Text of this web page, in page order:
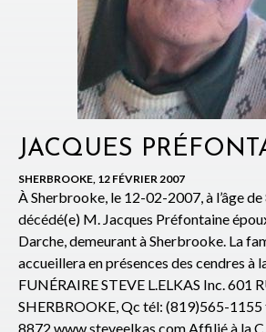
JACQUES
SHERBROOKE, 12 FÉVRIER 2007
À Sherbrooke, le 12-02-2007, à l’âge de
décédé(e) M. Jacques Préfontaine
Darche, demeurant à Sherbrooke. La
accueillera en présences des cendres à
FUNÉRAIRE STEVE L.ELKAS Inc. 601
SHERBROOKE, Qc tél: (819)565-
8872 www.steveelkas.com Affilié à la